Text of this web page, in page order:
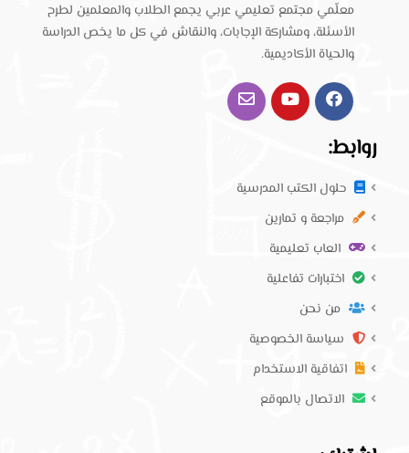
معلّمي مجتمع تعليمي عربي يجمع الطلاب والمعلمين لطرح
الأسئلة، ومشاركة الإجابات، والنقاش في كل ما يخص الدراسة
والحياة الأكاديمية.
روابط:
حلول الكتب المدرسية
مراجعة و تمارين
العاب تعليمية
اختبارات تفاعلية
من نحن
سياسة الخصوصية
اتفاقية الاستخدام
الاتصال بالموقع